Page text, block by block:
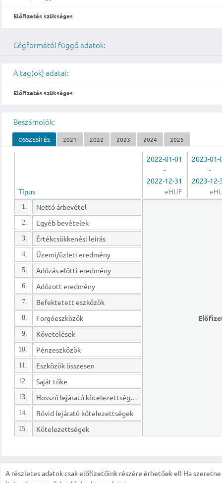
Előfizetés szükséges
Cégformától függő adatok:
A tag(ok) adatai:
Előfizetés szükséges
Beszámolók:
ÖSSZESÍTÉS 2021 2022 2023 2024 2025
Típus
2022-01-01
-
2022-12-31
eHUF
2023-01-
-
2023-12-
1. Nettó árbevétel
2. Egyéb bevételek
3. Értékcsökkenési leírás
4. Üzemi/üzleti eredmény
5. Adózás előtti eredmény
6. Adózott eredmény
7. Befektetett eszközök
8. Forgóeszközök
9. Követelések
10. Pénzeszközök
11. Eszközök összesen
12. Saját tőke
13. Hosszú lejáratú kötelezettségek
14. Rövid lejáratú kötelezettségek
15. Kötelezettségek
A részletes adatok csak előfizetőink részére érhetőek el! Ha